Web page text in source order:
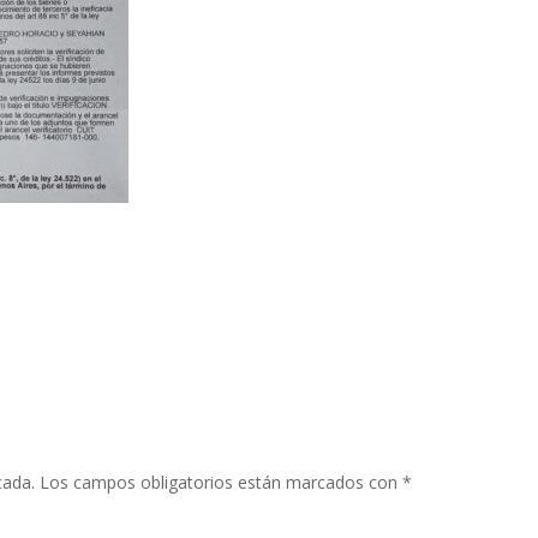
Los campos obligatorios están marcados con*